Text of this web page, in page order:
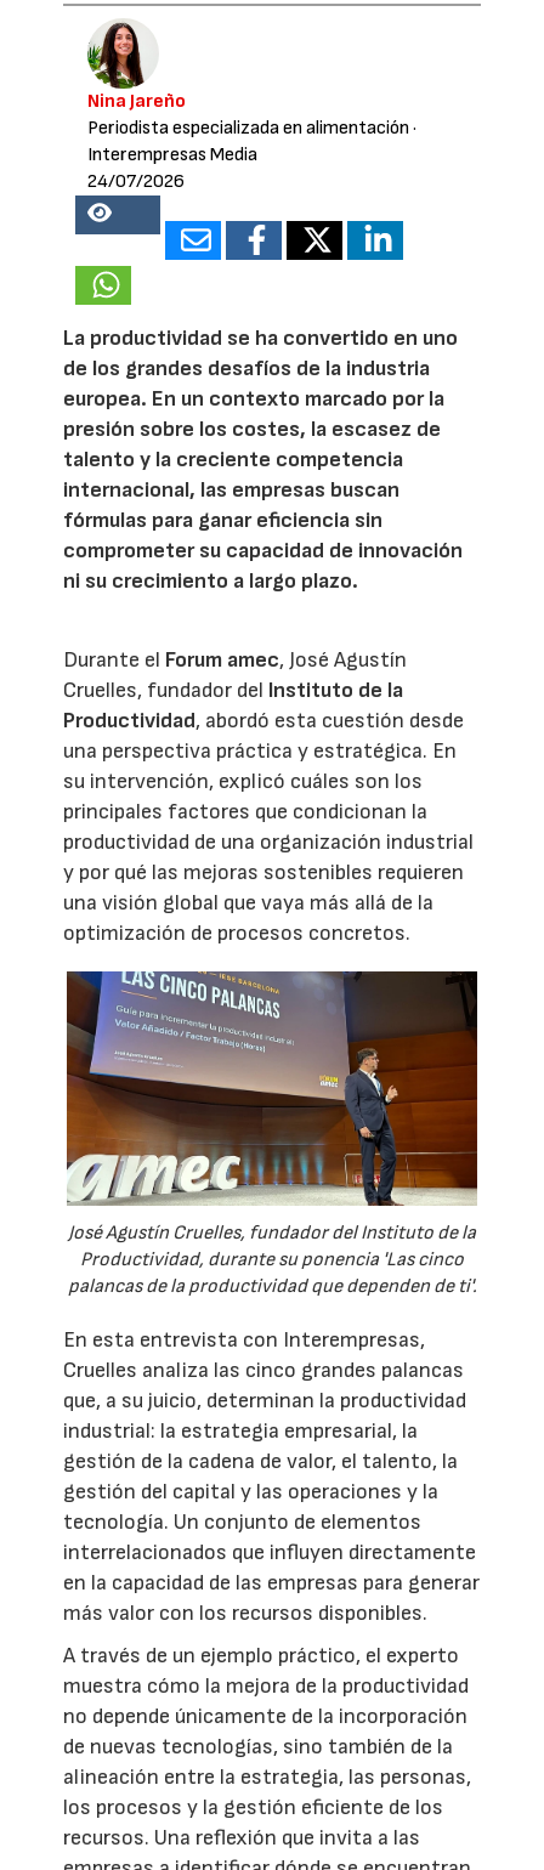
Nina Jareño
Periodista especializada en alimentación ·
Interempresas Media
24/07/2026
18535
La productividad se ha convertido en uno
de los grandes desafíos de la industria
europea. En un contexto marcado por la
presión sobre los costes, la escasez de
talento y la creciente competencia
internacional, las empresas buscan
fórmulas para ganar eficiencia sin
comprometer su capacidad de innovación
ni su crecimiento a largo plazo.
Durante el Forum amec, José Agustín
Cruelles, fundador del Instituto de la
Productividad, abordó esta cuestión desde
una perspectiva práctica y estratégica. En
su intervención, explicó cuáles son los
principales factores que condicionan la
productividad de una organización industrial
y por qué las mejoras sostenibles requieren
una visión global que vaya más allá de la
optimización de procesos concretos.
José Agustín Cruelles, fundador del Instituto de la
Productividad, durante su ponencia 'Las cinco
palancas de la productividad que dependen de ti'.
En esta entrevista con Interempresas,
Cruelles analiza las cinco grandes palancas
que, a su juicio, determinan la productividad
industrial: la estrategia empresarial, la
gestión de la cadena de valor, el talento, la
gestión del capital y las operaciones y la
tecnología. Un conjunto de elementos
interrelacionados que influyen directamente
en la capacidad de las empresas para generar
más valor con los recursos disponibles.
A través de un ejemplo práctico, el experto
muestra cómo la mejora de la productividad
no depende únicamente de la incorporación
de nuevas tecnologías, sino también de la
alineación entre la estrategia, las personas,
los procesos y la gestión eficiente de los
recursos. Una reflexión que invita a las